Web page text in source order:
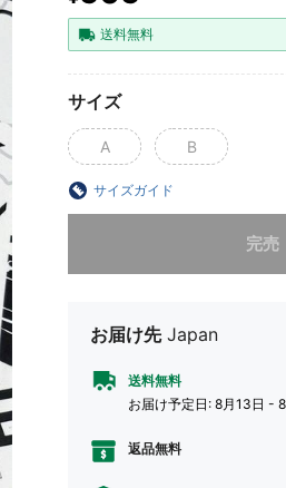
PRICE AND
送料無料
サイズ
A B
サイズガイド
完売
お届け先 Japan
送料無料
お届け予定日: 8月13日 -
返品無料